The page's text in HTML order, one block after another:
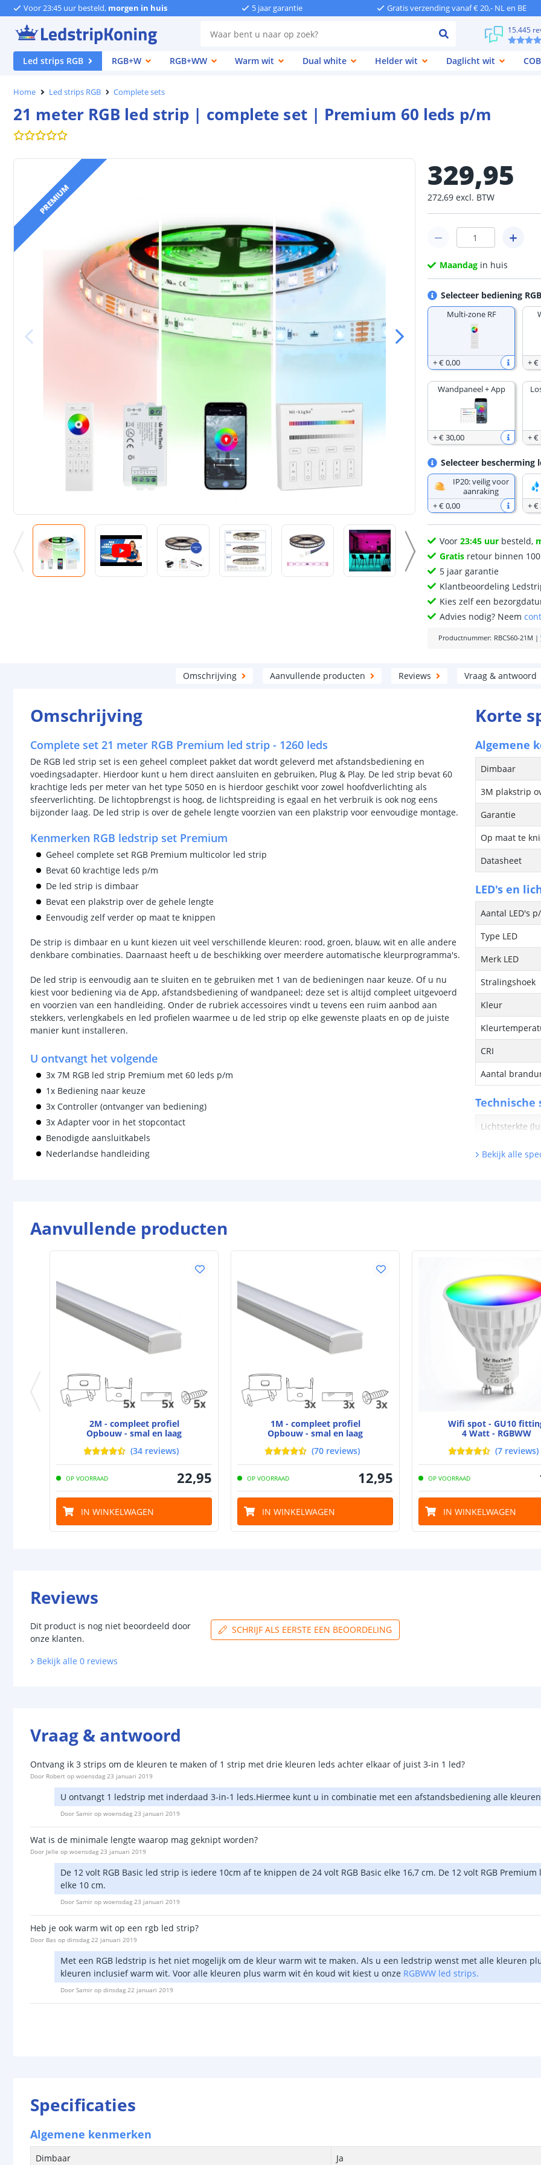
Voor 23:45 uur besteld, morgen in huis 5 jaar garantie Gratis verzending vanaf € 20,- NL en BE
15.445
Led strips RGB
RGB+W RGB+WW Warm wit Dual white Helder wit Daglicht wit COB
Home Led strips RGB Complete sets
21 meter RGB led strip | complete set | Premium 60 leds p/m
PREMIUM
329,95
272,69 excl. BTW
Maandag in huis
Selecteer bediening
Multi-zone RF
+€ 0,00 +€
Wandpaneel + App
+€ 30,00 +€
Selecteer bescherming
IP20: veilig voor
aanraking
+€ 0,00
+€
Voor23:45 uur besteld,
Gratis retour binnen
5 jaar garantie
Klantbeoordeling
Kies zelf een
Advies nodig? Neem
Productnummer: RBCS60-21M |
Omschrijving Aanvullende producten Reviews Vraag & antwoord
Omschrijving
Complete set 21 meter RGB Premium led strip - 1260 leds
De RGB led strip set is een geheel compleet pakket dat wordt geleverd met afstandsbediening en
voedingsadapter. Hierdoor kunt u hem direct aansluiten en gebruiken, Plug & Play. De led strip bevat 60
krachtige leds per meter van het type 5050 en is hierdoor geschikt voor zowel hoofdverlichting als
sfeerverlichting. De lichtopbrengst is hoog, de lichtspreiding is egaal en het verbruik is ook nog eens
bijzonder laag. De led strip is over de gehele lengte voorzien van een plakstrip voor eenvoudige montage.
Kenmerken RGB ledstrip set Premium
Geheel complete set RGB Premium multicolor led strip
Bevat 60 krachtige leds p/m
De led strip is dimbaar
Bevat een plakstrip over de gehele lengte
Eenvoudig zelf verder op maat te knippen
De strip is dimbaar en u kunt kiezen uit veel verschillende kleuren: rood, groen, blauw, wit en alle andere
denkbare combinaties. Daarnaast heeft u de beschikking over meerdere automatische kleurprogramma's.
De led strip is eenvoudig aan te sluiten en te gebruiken met 1 van de bedieningen naar keuze. Of u nu
kiest voor bediening via de App, afstandsbediening of wandpaneel; deze set is altijd compleet uitgevoerd
en voorzien van een handleiding. Onder de rubriek accessoires vindt u tevens een ruim aanbod aan
stekkers, verlengkabels en led profielen waarmee u de led strip op elke gewenste plaats en op de juiste
manier kunt installeren.
U ontvangt het volgende
3x 7M RGB led strip Premium met 60 leds p/m
1x Bediening naar keuze
3x Controller (ontvanger van bediening)
3x Adapter voor in het stopcontact
Benodigde aansluitkabels
Nederlandse handleiding
Korte
Algemene
Dimbaar
3M plakstrip
Garantie
Op maat te
Datasheet
LED's en
Aantal LED's
Type LED
Merk LED
Stralingshoek
Kleur
CRI
Aantal
Technische
Lichtsterkte
Watt -
Strip
Materiaal
bescherming
Plakstrip
Breedte led
Dikte led strip
Aansluiting
Bekijk alle
Aanvullende producten
2M - compleet profiel
Opbouw - smal en laag
(34 reviews)
OP VOORRAAD 22,95
IN WINKELWAGEN
1M - compleet profiel
Opbouw - smal en laag
(70 reviews)
OP VOORRAAD 12,95
IN WINKELWAGEN
Wifi spot - GU10
4 Watt - RGBWW
(7 reviews)
OP VOORRAAD
IN WINKELWAGEN
Reviews
Dit product is nog niet beoordeeld door
onze klanten.
SCHRIJF ALS EERSTE EEN BEOORDELING
Bekijk alle 0 reviews
Vraag & antwoord
Ontvang ik 3 strips om de kleuren te maken of 1 strip met drie kleuren leds achter elkaar of juist 3-in 1 led?
Door Robert op woensdag 23 januari 2019
U ontvangt 1 ledstrip met inderdaad 3-in-1 leds.Hiermee kunt u in combinatie met een afstandsbediening alle
Door Samir op woensdag 23 januari 2019
Wat is de minimale lengte waarop mag geknipt worden?
Door Jelle op woensdag 23 januari 2019
De 12 volt RGB Basic led strip is iedere 10cm af te knippen de 24 volt RGB Basic elke 16,7 cm. De 12 volt RGB
elke 10 cm.
Door Samir op woensdag 23 januari 2019
Heb je ook warm wit op een rgb led strip?
Door Bas op dinsdag 22 januari 2019
Met een RGB ledstrip is het niet mogelijk om de kleur warm wit te maken. Als u een ledstrip wenst met alle kleuren
kleuren inclusief warm wit. Voor alle kleuren plus warm wit én koud wit kiest u onze RGBWW led strips.
Door Samir op dinsdag 22 januari 2019
Specificaties
Algemene kenmerken
Dimbaar Ja